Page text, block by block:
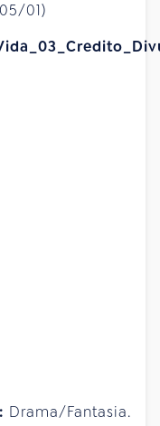
01)
Drama/Fantasia.